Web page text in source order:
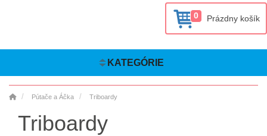
0 Prázdny košík
KATEGÓRIE
Pútače a Áčka Triboardy
Triboardy